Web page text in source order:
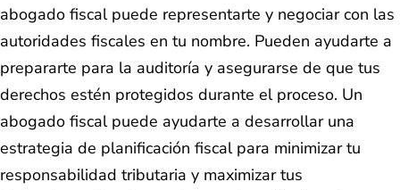
abogado fiscal puede representarte y negociar con las
autoridades fiscales en tu nombre. Pueden ayudarte a
prepararte para la auditoría y asegurarse de que tus
derechos estén protegidos durante el proceso. Un
abogado fiscal puede ayudarte a desarrollar una
estrategia de planificación fiscal para minimizar tu
responsabilidad tributaria y maximizar tus